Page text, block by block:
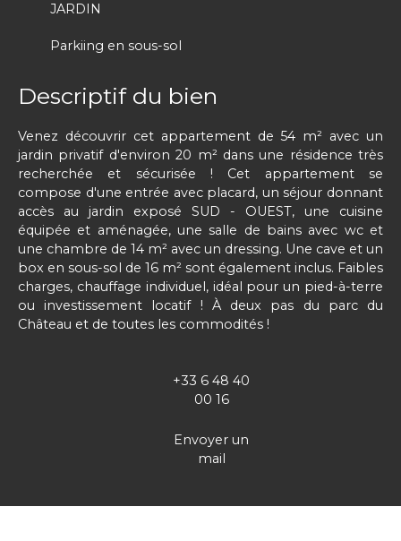
JARDIN
Parkiing en sous-sol
Descriptif du bien
Venez découvrir cet appartement de 54 m² avec un
jardin privatif d'environ 20 m² dans une résidence très
recherchée et sécurisée ! Cet appartement se
compose d'une entrée avec placard, un séjour donnant
accès au jardin exposé SUD - OUEST, une cuisine
équipée et aménagée, une salle de bains avec wc et
une chambre de 14 m² avec un dressing. Une cave et un
box en sous-sol de 16 m² sont également inclus. Faibles
charges, chauffage individuel, idéal pour un pied-à-terre
ou investissement locatif ! À deux pas du parc du
Château et de toutes les commodités !
+33 6 48 40
00 16
Envoyer un
mail